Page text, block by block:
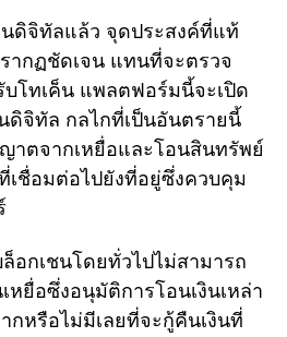
นดิจิทัลแล้ว จุดประสงค์ที่แท้
ากฏชัดเจน แทนที่จะตรวจ
โทเค็น แพลตฟอร์มนี้จะเปิด
ดิจิทัล กลไกที่เป็นอันตรายนี้
าตจากเหยื่อและโอนสินทรัพย์
เชื่อมต่อไปยังที่อยู่ซึ่งควบคุม
อกเชนโดยทั่วไปไม่สามารถ
หยื่อซึ่งอนุมัติการโอนเงินเหล่า
กหรือไม่มีเลยที่จะกู้คืนเงินที่